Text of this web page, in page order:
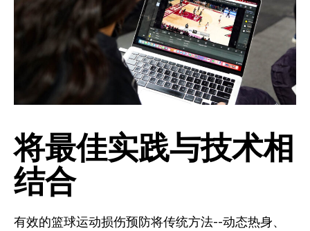
将最佳实践与技术相
结合
有效的篮球运动损伤预防将传统方法--动态热身、